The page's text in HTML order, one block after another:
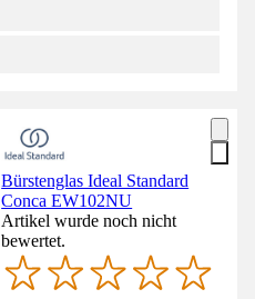
Bürstenglas Ideal Standard
Conca EW102NU
Artikel wurde noch nicht
bewertet.